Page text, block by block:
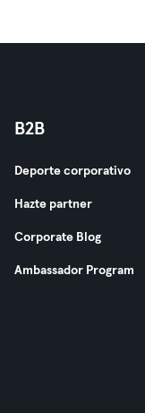
B2B
Deporte corporativo
Hazte partner
Corporate Blog
Ambassador Program